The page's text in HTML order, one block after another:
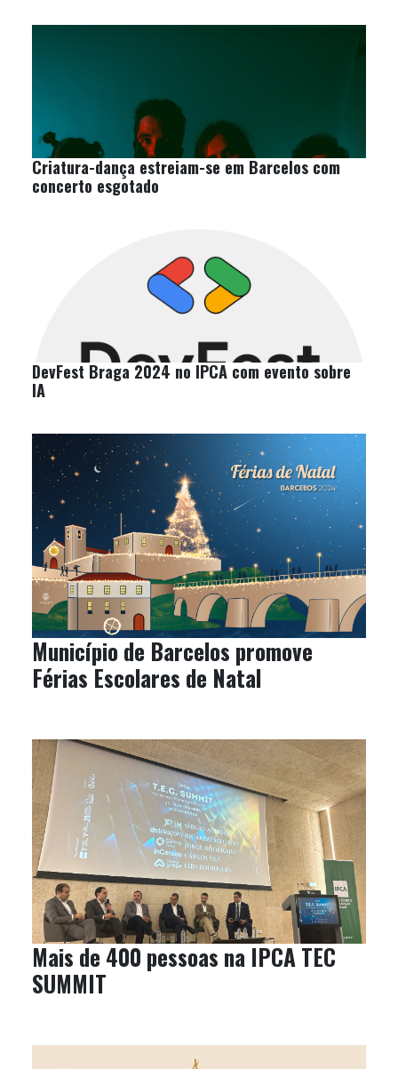
Criatura-dança estreiam-se em Barcelos com
concerto esgotado
DevFest Braga 2024 no IPCA com evento sobre
IA
Município de Barcelos promove
Férias Escolares de Natal
Mais de 400 pessoas na IPCA TEC
SUMMIT